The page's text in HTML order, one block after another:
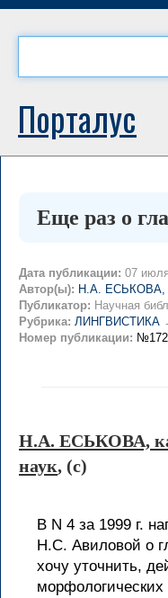
Порталус
Еще раз о
Дата публикации: 07
Автор(ы): Н.А. ЕСЬКОВА,
Публикатор: Научная
Рубрика: ЛИНГВИСТИКА
Номер публикации:
Н.А. ЕСЬКОВА,
наук, (c)
В N 4 за 1999 г.
Н.С. Авиловой о
хочу уточнить,